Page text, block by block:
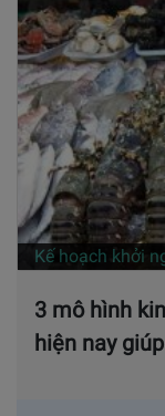
Kế hoạch khởi
3 mô hình
hiện nay